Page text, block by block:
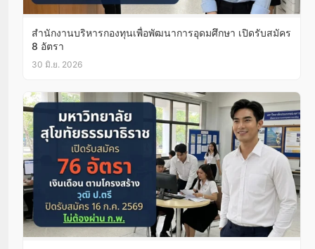
สำนักงานบริหารกองทุนเพื่อพัฒนาการอุดมศึกษา เปิดรับสมัคร
8 อัตรา
30 มิ.ย. 2026